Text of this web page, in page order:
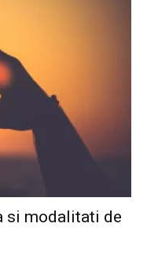
si modalitati de